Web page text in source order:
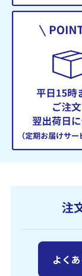
注
よく